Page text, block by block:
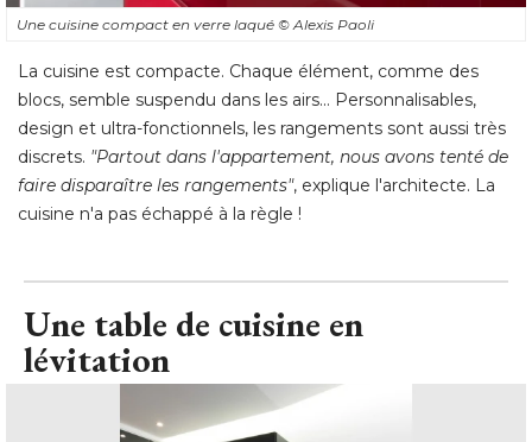
Une cuisine compact en verre laqué © Alexis Paoli
La cuisine est compacte. Chaque élément, comme des
blocs, semble suspendu dans les airs... Personnalisables,
design et ultra-fonctionnels, les rangements sont aussi très
discrets. "Partout dans l'appartement, nous avons tenté de
faire disparaître les rangements", explique l'architecte. La
cuisine n'a pas échappé à la règle !
Une table de cuisine en
lévitation